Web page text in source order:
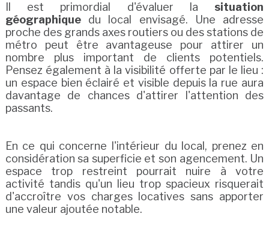
Il est primordial d'évaluer la situation
géographiquedu local envisagé. Une adresse
proche des grands axes routiers ou des stations de
métro peut être avantageuse pour attirer un
nombre plus important de clients potentiels.
Pensez également à la visibilité offerte par le lieu :
un espace bien éclairé et visible depuis la rue aura
davantage de chances d'attirer l'attention des
passants.
En ce qui concerne l'intérieur du local, prenez en
considération sa superficie et son agencement. Un
espace trop restreint pourrait nuire à votre
activité tandis qu'un lieu trop spacieux risquerait
d'accroître vos charges locatives sans apporter
une valeur ajoutée notable.